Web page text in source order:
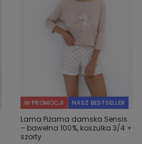
W PROMOCJI NASZ BESTSELLER
Lama Piżama damska Sensis
– bawełna 100%, koszulka 3/4 +
szorty